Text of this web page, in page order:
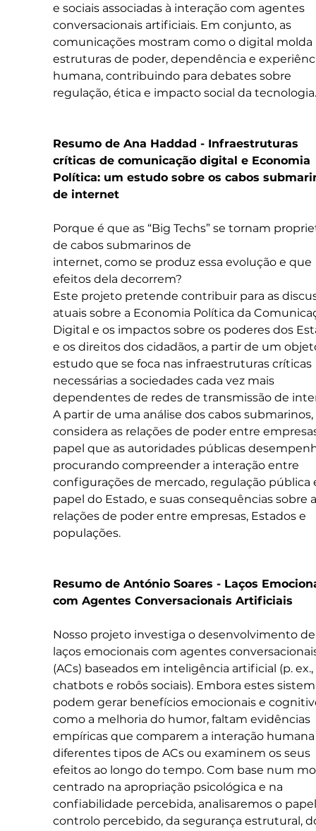
e sociais associadas à interação com agentes
conversacionais artificiais. Em conjunto, as
comunicações mostram como o digital molda
estruturas de poder, dependência e
humana, contribuindo para debates sobre
regulação, ética e impacto social da tecnologia.
Resumo de Ana Haddad - Infraestruturas
críticas de comunicação digital e Economia
Política: um estudo sobre os cabos
de internet
Porque é que as “Big Techs” se tornam
de cabos submarinos de
internet, como se produz essa evolução e que
efeitos dela decorrem?
Este projeto pretende contribuir para as
atuais sobre a Economia Política da
Digital e os impactos sobre os poderes dos
e os direitos dos cidadãos, a partir de um
estudo que se foca nas infraestruturas críticas
necessárias a sociedades cada vez mais
dependentes de redes de transmissão de
A partir de uma análise dos cabos
considera as relações de poder entre
papel que as autoridades públicas
procurando compreender a interação entre
configurações de mercado, regulação pública
papel do Estado, e suas consequências sobre
relações de poder entre empresas, Estados e
populações.
Resumo de António Soares - Laços
com Agentes Conversacionais Artificiais
Nosso projeto investiga o desenvolvimento
laços emocionais com agentes
(ACs) baseados em inteligência artificial (p. ex.,
chatbots e robôs sociais). Embora estes
podem gerar benefícios emocionais e
como a melhoria do humor, faltam evidências
empíricas que comparem a interação
diferentes tipos de ACs ou examinem os seus
efeitos ao longo do tempo. Com base num
centrado na apropriação psicológica e na
confiabilidade percebida, analisaremos o
controlo percebido, da segurança estrutural,